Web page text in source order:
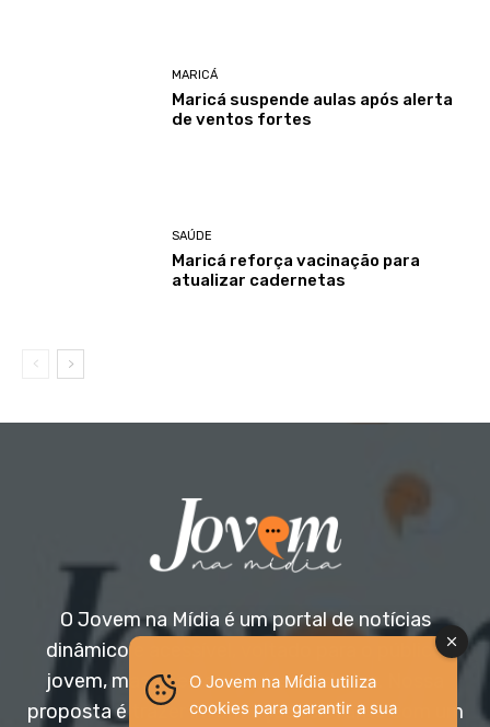
MARICÁ
Maricá suspende aulas após alerta
de ventos fortes
SAÚDE
Maricá reforça vacinação para
atualizar cadernetas
O Jovem na Mídia é um portal de notícias
dinâmico e acessível, voltado para o público
jovem, mas aberto a todas as idades. Nossa
proposta é trazer informação relevante com um
O Jovem na Mídia utiliza
cookies para garantir a sua